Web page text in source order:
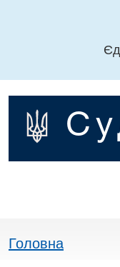
Головна